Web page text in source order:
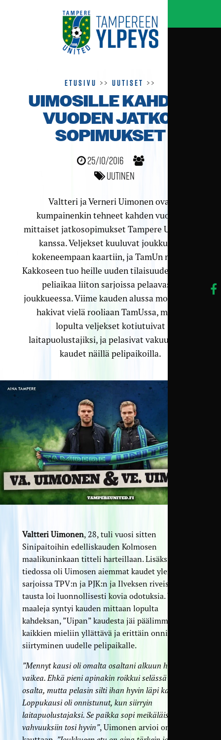
Etusivu >>Uutiset >>
UIMOSILLE KAHDEN
VUODEN JATKO­
SOPIMUKSET
25/10/2016
Uutinen
Valtteri ja Verneri Uimonen ovat
kumpainenkin tehneet kahden vuoden
mittaiset jatkosopimukset Tampere Unitedin
kanssa. Veljekset kuuluvat joukkueen
kokeneempaan kaartiin, ja TamUn nousu
Kakkoseen tuo heille uuden tilaisuuden hakea
peliaikaa liiton sarjoissa pelaavassa
joukkueessa. Viime kauden alussa molemmat
hakivat vielä rooliaan TamUssa, mutta
lopulta veljekset kotiutuivat
laitapuolustajiksi, ja pelasivat vakuuttavat
kaudet näillä pelipaikoilla.
Valtteri Uimonen, 28, tuli vuosi sitten
Sinipaitoihin edelliskauden Kolmosen
maalikuninkaan titteli harteillaan. Lisäksi
tiedossa oli Uimosen aiemmat kaudet ylemmissä
sarjoissa TPV:n ja PJK:n ja Ilveksen riveissä. Tämä
tausta loi luonnollisesti kovia odotuksia. Vaikka
maaleja syntyi kauden mittaan lopulta
kahdeksan, ”Uipan” kaudesta jäi päälimmäisenä
kaikkien mieliin yllättävä ja erittäin onnistunut
siirtyminen uudelle pelipaikalle.
”Mennyt kausi oli omalta osaltani alkuun hieman
vaikea. Ehkä pieni apinakin roikkui selässä maalien
osalta, mutta pelasin silti ihan hyvin läpi kauden.
Loppukausi oli onnistunut, kun siirryin
laitapuolustajaksi. Se paikka sopi meikäläisen
vahvuuksiin tosi hyvin”, Uimonen arvioi omaa